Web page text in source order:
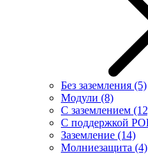
Без заземления (5)
Модули (8)
С заземлением
С поддержкой
Заземление (14)
Молниезащита (4)